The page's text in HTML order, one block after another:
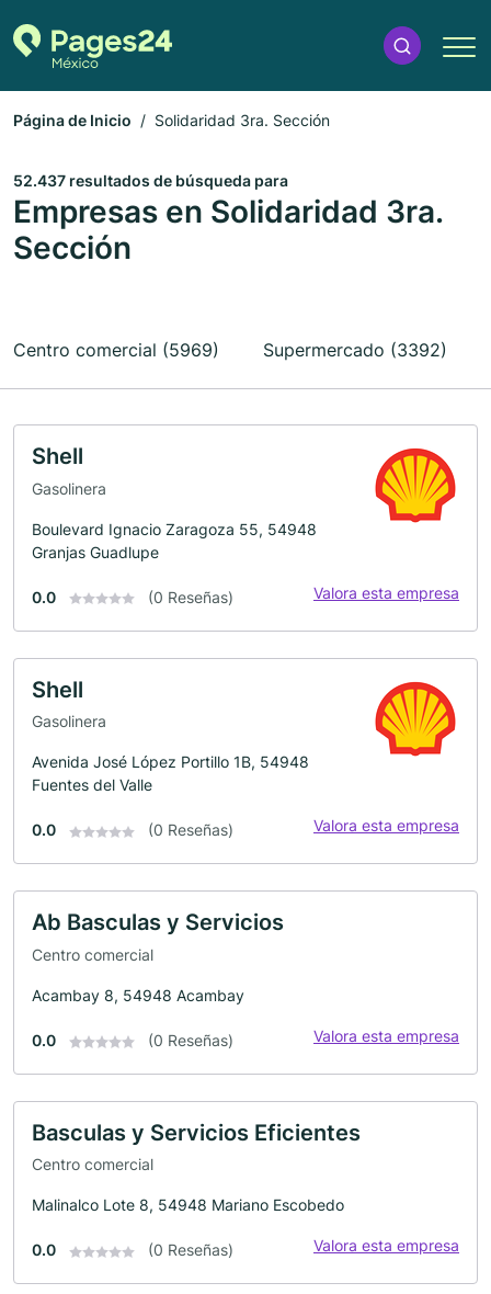
Página de Inicio Solidaridad 3ra. Sección
52.437 resultados de búsqueda para
Empresas en Solidaridad 3ra.
Sección
Centro comercial (5969) Supermercado (3392)
Shell
Gasolinera
Boulevard Ignacio Zaragoza 55, 54948
Granjas Guadlupe
0.0 (0 Reseñas) Valora esta empresa
Shell
Gasolinera
Avenida José López Portillo 1B, 54948
Fuentes del Valle
0.0 (0 Reseñas) Valora esta empresa
Ab Basculas y Servicios
Centro comercial
Acambay 8, 54948 Acambay
0.0 (0 Reseñas) Valora esta empresa
Basculas y Servicios Eficientes
Centro comercial
Malinalco Lote 8, 54948 Mariano Escobedo
0.0 (0 Reseñas) Valora esta empresa